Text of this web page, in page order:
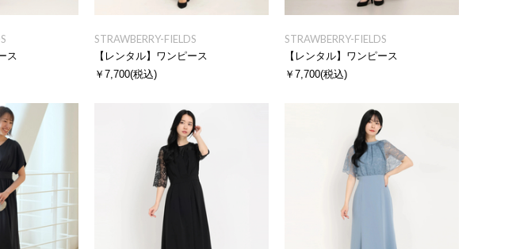
ス
STRAWBERRY-FIELDS
【レンタル】ワンピース
￥7,700(税込)
STRAWBERRY-FIELDS
【レンタル】ワンピース
￥7,700(税込)